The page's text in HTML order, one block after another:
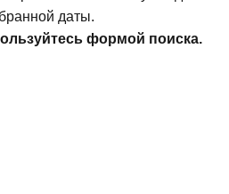
даты.
формой поиска.